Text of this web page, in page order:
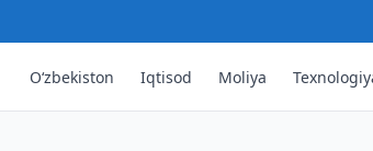
O‘zbekiston Iqtisod Moliya